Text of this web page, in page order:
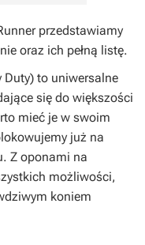
przedstawiamy
oraz ich pełną listę.
Duty) to uniwersalne
się do większości
mieć je w swoim
już na
Z oponami na
możliwości,
koniem